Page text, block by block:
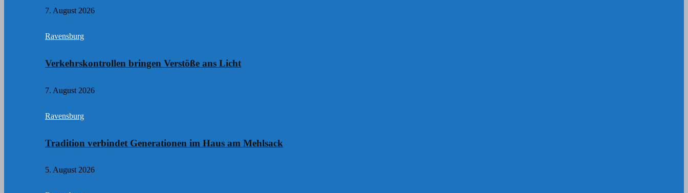
7. August 2026
Ravensburg
Verkehrskontrollen bringen Verstöße ans Licht
7. August 2026
Ravensburg
Tradition verbindet Generationen im Haus am Mehlsack
5. August 2026